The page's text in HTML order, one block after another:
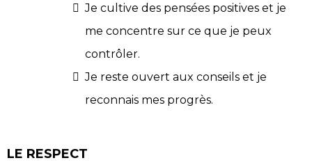
Je cultive des pensées positives et je
me concentre sur ce que je peux
contrôler.
Je reste ouvert aux conseils et je
reconnais mes progrès.
LE RESPECT